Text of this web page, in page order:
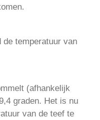
temperatuur van
(afhankelijk
graden. Het is nu
van de teef te